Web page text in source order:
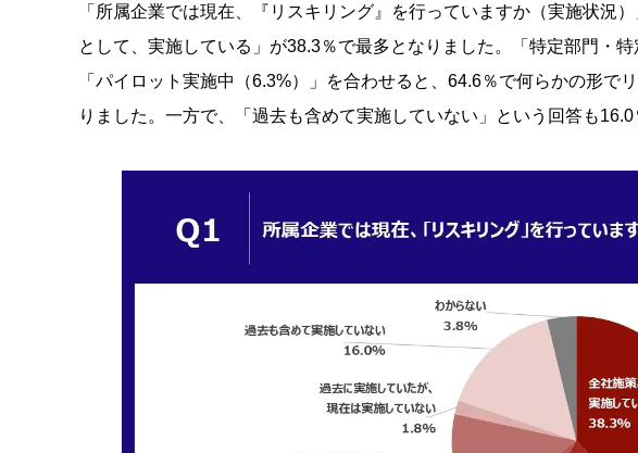
「所属企業では現在、『リスキリング』を行っていますか（実施状況
として、実施している」が38.3％で最多となりました。「特定部門・
「パイロット実施中（6.3%）」を合わせると、64.6％で何らかの形で
りました。一方で、「過去も含めて実施していない」という回答も16.0